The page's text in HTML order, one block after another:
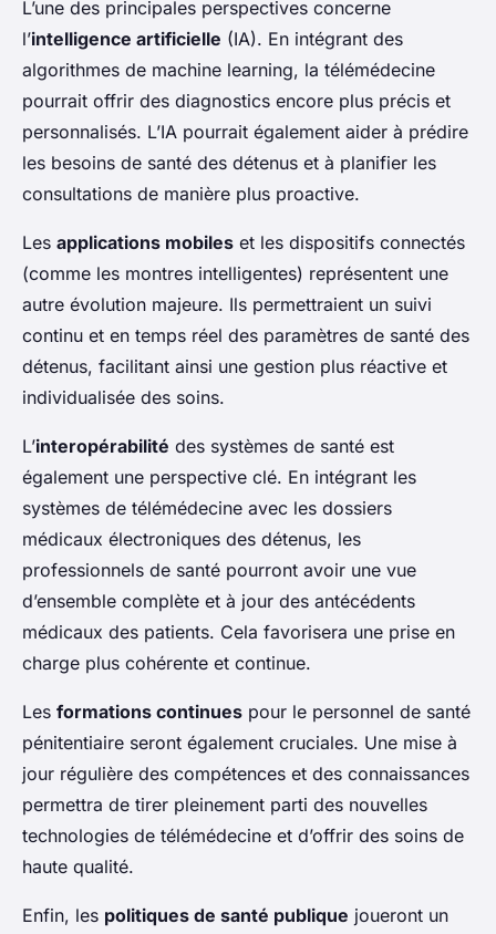
L’une des principales perspectives concerne
l’intelligence artificielle (IA). En intégrant des
algorithmes de machine learning, la télémédecine
pourrait offrir des diagnostics encore plus précis et
personnalisés. L’IA pourrait également aider à prédire
les besoins de santé des détenus et à planifier les
consultations de manière plus proactive.
Les applications mobiles et les dispositifs connectés
(comme les montres intelligentes) représentent une
autre évolution majeure. Ils permettraient un suivi
continu et en temps réel des paramètres de santé des
détenus, facilitant ainsi une gestion plus réactive et
individualisée des soins.
L’interopérabilité des systèmes de santé est
également une perspective clé. En intégrant les
systèmes de télémédecine avec les dossiers
médicaux électroniques des détenus, les
professionnels de santé pourront avoir une vue
d’ensemble complète et à jour des antécédents
médicaux des patients. Cela favorisera une prise en
charge plus cohérente et continue.
Les formations continues pour le personnel de santé
pénitentiaire seront également cruciales. Une mise à
jour régulière des compétences et des connaissances
permettra de tirer pleinement parti des nouvelles
technologies de télémédecine et d’offrir des soins de
haute qualité.
Enfin, les politiques de santé publique joueront un